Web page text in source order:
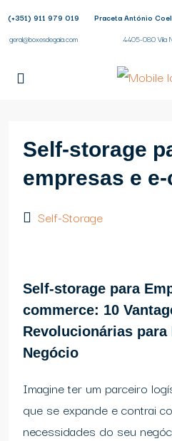
(+351) 911 979 019
geral@boxesdegaia.com
Praceta António
4405-080 Vila
Self-storage
empresas e
Self-Storage
Self-storage para
commerce: 10
Revolucionárias para
Negócio
Imagine ter um parceiro
que se expande e contrai
necessidades do seu